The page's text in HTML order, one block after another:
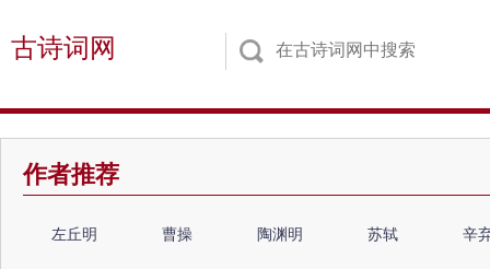
古诗词网
作者推荐
左丘明 曹操 陶渊明 苏轼 辛